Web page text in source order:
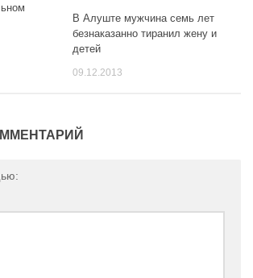
В Алуште мужчина семь лет
безнаказанно тиранил жену и
детей
09.12.2013